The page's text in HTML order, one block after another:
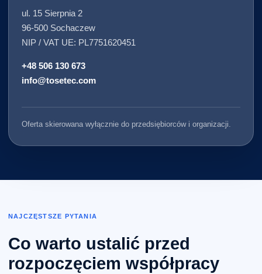
ul. 15 Sierpnia 2
96-500 Sochaczew
NIP / VAT UE: PL7751620451
+48 506 130 673
info@tosetec.com
Oferta skierowana wyłącznie do przedsiębiorców i organizacji.
NAJCZĘSTSZE PYTANIA
Co warto ustalić przed
rozpoczęciem współpracy